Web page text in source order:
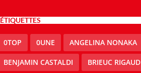
ÉTIQUETTES
0TOP 0UNE ANGELINA NONAKA
BENJAMIN CASTALDI BRIEUC RIGAUD